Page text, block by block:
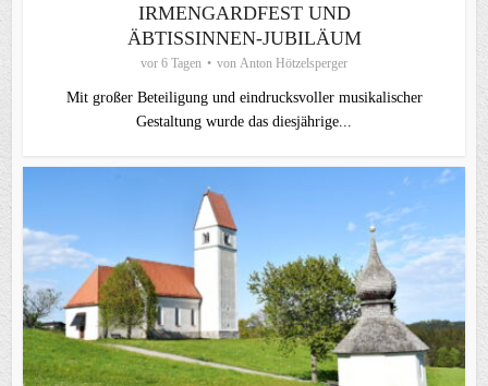
IRMENGARDFEST UND
ÄBTISSINNEN-JUBILÄUM
vor 6 Tagen von Anton Hötzelsperger
Mit großer Beteiligung und eindrucksvoller musikalischer
Gestaltung wurde das diesjährige...